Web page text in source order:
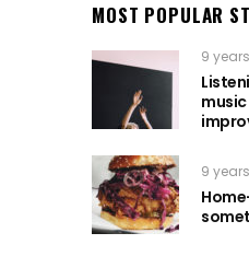
MOST POPULAR
9
9